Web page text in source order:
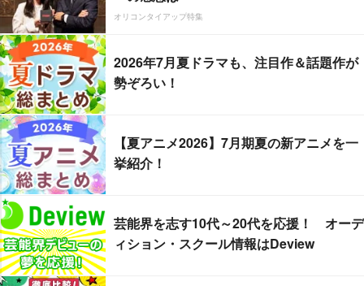
オリコンタイアップ特集
2026年7月夏ドラマも、注目作＆話題作が
勢ぞろい！
【夏アニメ2026】7月期夏の新アニメを一
挙紹介！
芸能界を志す10代～20代を応援！ オーデ
ィション・スクール情報はDeview